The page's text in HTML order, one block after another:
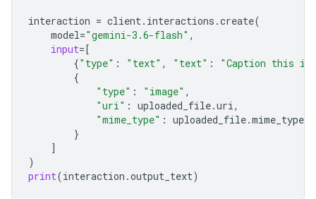
interaction = client. interactions .create(
model="gemini-3.6-flash" ,
input=[
{"type" : "text" , "text" :
"Caption this
{
"type" : "image" ,
"uri" : uploaded_file.uri,
"mime_type" : uploaded_file.mime_type
}
]
)
print(interaction .output_text)